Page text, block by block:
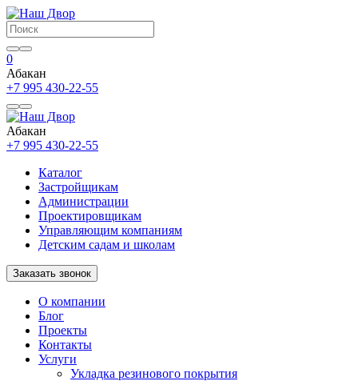
0
Абакан
+7 995 430-22-55
Абакан
+7 995 430-22-55
Каталог
Застройщикам
Администрации
Проектировщикам
Управляющим компаниям
Детским садам и школам
Заказать звонок
О компании
Блог
Проекты
Контакты
Услуги
Укладка резинового покрытия